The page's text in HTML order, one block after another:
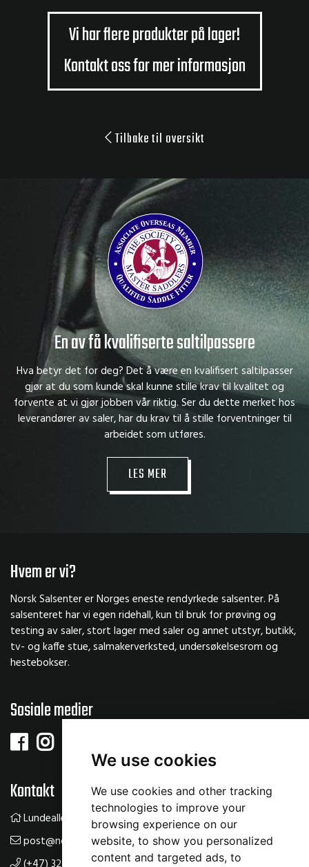
We use cookies
We use cookies and other tracking
technologies to improve your
browsing experience on our
website, to show you personalized
content and targeted ads, to
Vi har flere produkter på lager!
Kontakt oss for mer informasjon
Tilbake til oversikt
En av få kvalifiserte saltilpassere
Hva betyr det for deg? Det å være en kvalifisert saltilpasser
gjør at du som kunde skal kunne stille krav til kvalitet og
forvente at vi gjør jobben vår riktig. Ser du dette merket hos
leverandører av saler, har du krav til å stille forventninger til
arbeidet som utføres.
LES MER
Hvem er vi?
Norsk Salsenter er Norges eneste rendyrkede salsenter. På
salsenteret har vi egen ridehall, kun til bruk for prøving og
testing av saler, stort lager med saler og annet utstyr, butikk,
tv- og kaffe stue, salmakerverksted, undersøkelsesrom og
hestebokser.
Sosiale medier
Kontakt
Lundealleen 61, 3534 Sokna
post@norsksalsenter.no